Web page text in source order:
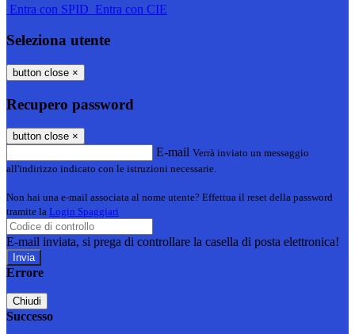
Entra con SPID Entra con CIE
Seleziona utente
button close ×
Recupero password
button close ×
E-mail Verrà inviato un messaggio
all'indirizzo indicato con le istruzioni necessarie.
Non hai una e-mail associata al nome utente? Effettua il reset della password
tramite la Login Spaggiari
E-mail inviata, si prega di controllare la casella di posta elettronica!
Errore
Chiudi
Successo